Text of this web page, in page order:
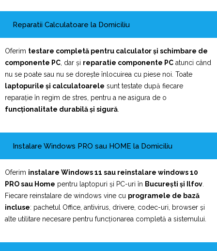
Reparatii Calculatoare la Domiciliu
Oferim testare completă pentru calculator și schimbare de
componente PC , dar și reparatie componente PC atunci când
nu se poate sau nu se dorește înlocuirea cu piese noi. Toate
laptopurile și calculatoarele sunt testate după fiecare
reparație în regim de stres, pentru a ne asigura de o
funcționalitate durabilă și sigură
Instalare Windows PRO sau HOME la Domiciliu
Oferim instalare Windows 11 sau reinstalare windows 10
PRO sau Home pentru laptopuri și PC-uri în București și Ilfov
Fiecare reinstalare de windows vine cu programele de bază
incluse: pachetul Office, antivirus, drivere, codec-uri, browser și
alte utilitare necesare pentru funcționarea completă a sistemului.